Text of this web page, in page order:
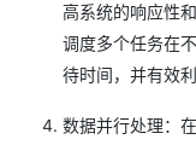
高系统的响应性
调度多个任务在
待时间，并有效
数据并行处理：